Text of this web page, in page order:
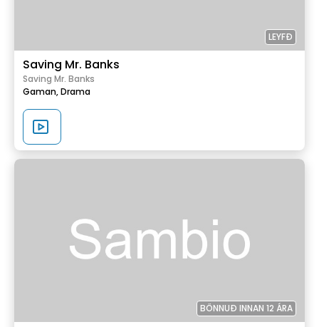
LEYFÐ
Saving Mr. Banks
Saving Mr. Banks
Gaman,Drama
BÖNNUÐ INNAN 12 ÁRA